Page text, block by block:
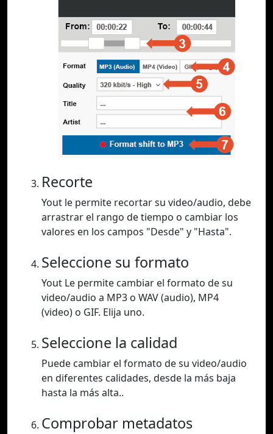
Recorte
Yout le permite recortar su video/audio, debe
arrastrar el rango de tiempo o cambiar los
valores en los campos "Desde" y "Hasta".
Seleccione su formato
Yout Le permite cambiar el formato de su
video/audio a MP3 o WAV (audio), MP4
(video) o GIF. Elija uno.
Seleccione la calidad
Puede cambiar el formato de su video/audio
en diferentes calidades, desde la más baja
hasta la más alta..
Comprobar metadatos